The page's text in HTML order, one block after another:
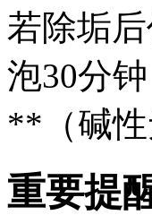
若除垢
泡30分
**（碱
重要提